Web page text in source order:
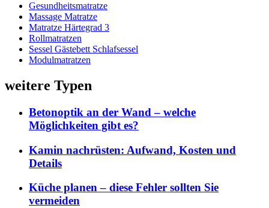
Gesundheitsmatratze
Massage Matratze
Matratze Härtegrad 3
Rollmatratzen
Sessel Gästebett Schlafsessel
Modulmatratzen
weitere Typen
Betonoptik an der Wand – welche
Möglichkeiten gibt es?
Kamin nachrüsten: Aufwand, Kosten und
Details
Küche planen – diese Fehler sollten Sie
vermeiden